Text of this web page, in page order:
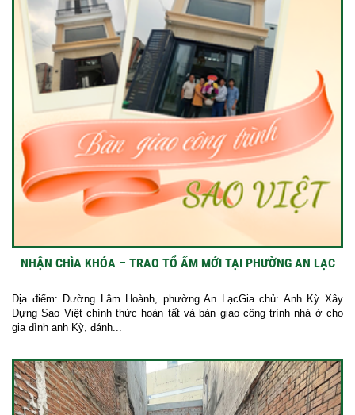
NHẬN CHÌA KHÓA – TRAO TỔ ẤM MỚI TẠI PHƯỜNG AN LẠC
Địa điểm: Đường Lâm Hoành, phường An LạcGia chủ: Anh Kỳ Xây
Dựng Sao Việt chính thức hoàn tất và bàn giao công trình nhà ở cho
gia đình anh Kỳ, đánh...